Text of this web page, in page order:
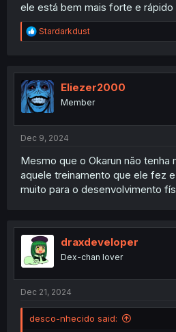
ele está bem mais forte e rápido
R
e
t
i
o
n
Stardarkdust
Eliezer2000
Member
Dec 9, 2024
Mesmo que o Okarun não
aquele treinamento que ele fez
muito para o desenvolvimento
draxdeveloper
Dex-chan lover
Dec 21, 2024
desco-nhecido said: